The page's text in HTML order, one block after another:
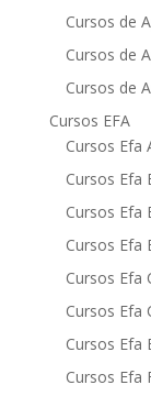
Cursos de
Cursos de
Cursos de
Cursos EFA
Cursos Efa
Cursos Efa
Cursos Efa
Cursos Efa
Cursos Efa
Cursos Efa
Cursos Efa
Cursos Efa